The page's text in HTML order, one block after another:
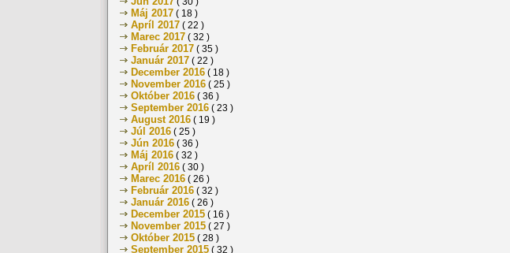
Máj 2017 ( 18 )
Apríl 2017 ( 22 )
Marec 2017 ( 32 )
Február 2017 ( 35 )
Január 2017 ( 22 )
December 2016 ( 18 )
November 2016 ( 25 )
Október 2016 ( 36 )
September 2016 ( 23 )
August 2016 ( 19 )
Júl 2016 ( 25 )
Jún 2016 ( 36 )
Máj 2016 ( 32 )
Apríl 2016 ( 30 )
Marec 2016 ( 26 )
Február 2016 ( 32 )
Január 2016 ( 26 )
December 2015 ( 16 )
November 2015 ( 27 )
Október 2015 ( 28 )
September 2015 ( 32 )